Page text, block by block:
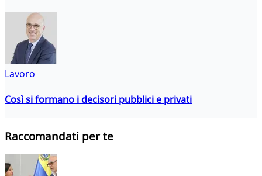
Lavoro
Così si formano i decisori pubblici e privati
Raccomandati per te